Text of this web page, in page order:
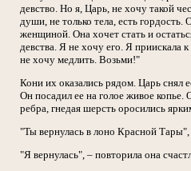
девство. Но я, Царь, не хочу такой
души, не только тела, есть
женщиной. Она хочет стать и
девства. Я не хочу его. Я приискала
не хочу медлить. Возьми!"
Кони их оказались рядом. Царь снял
Он посадил ее на голое живое копье.
ребра, гнедая шерсть оросились
"Ты вернулась в лоно Красной Тары",
"Я вернулась", – повторила она